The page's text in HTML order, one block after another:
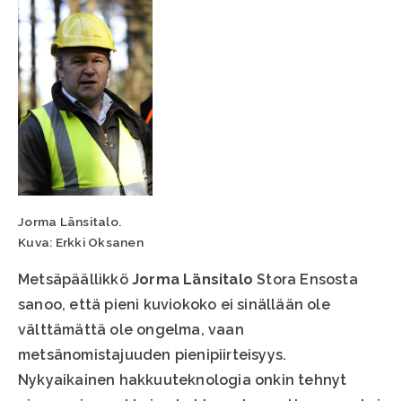
Jorma Länsitalo.
Kuva: Erkki Oksanen
Metsäpäällikkö Jorma Länsitalo Stora Ensosta
sanoo, että pieni kuviokoko ei sinällään ole
välttämättä ole ongelma, vaan
metsänomistajuuden pienipiirteisyys.
Nykyaikainen hakkuuteknologia onkin tehnyt